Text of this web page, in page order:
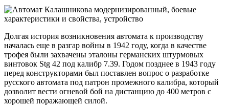
Долгая история возникновения автомата к производству
началась еще в разгар войны в 1942 году, когда в качестве
трофея были захвачены эталоны германских штурмовых
винтовок Stg 42 под калибр 7.39. Годом позднее в 1943 году
перед конструкторами был поставлен вопрос о разработке
русского автомата под патрон промежного калибра, который
дозволит вести огневой бой на дистанцию до 400 метров с
хорошей поражающей силой.